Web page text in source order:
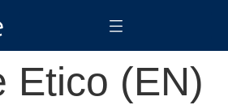
Etico (EN)